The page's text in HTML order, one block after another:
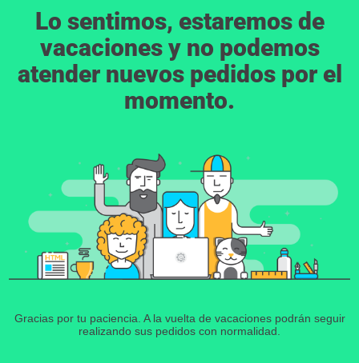
Lo sentimos, estaremos de
vacaciones y no podemos
atender nuevos pedidos por el
momento.
Gracias por tu paciencia. A la vuelta de vacaciones podrán seguir
realizando sus pedidos con normalidad.